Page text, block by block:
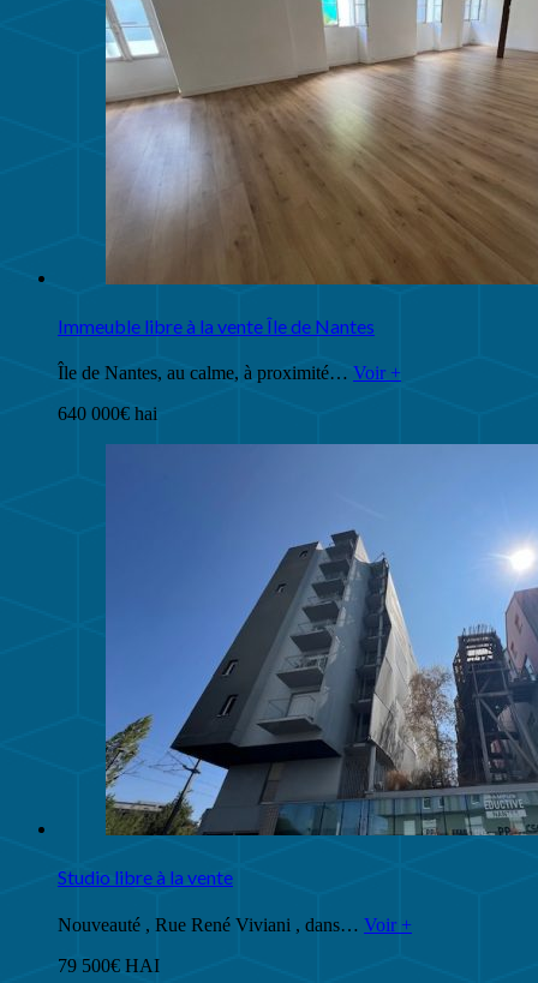
Immeuble libre à la vente Île de Nantes
Île de Nantes, au calme, à proximité… Voir +
640 000€ hai
Studio libre à la vente
Nouveauté , Rue René Viviani , dans… Voir +
79 500€ HAI